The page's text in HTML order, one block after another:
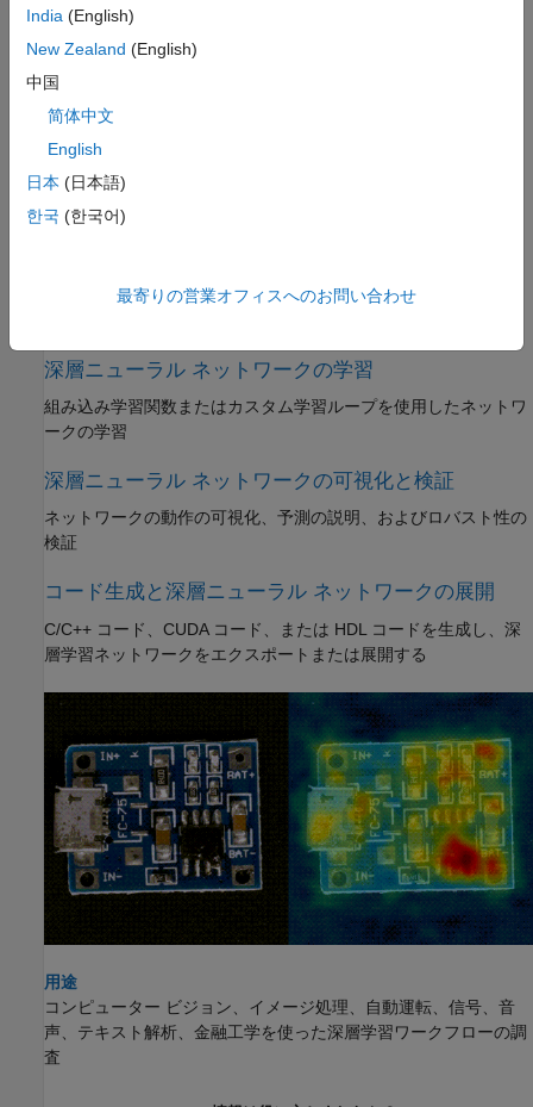
Deep Learning Toolbox の基礎を学ぶ
Simulink を使用した深層学習
深層ニューラル ネットワーク用のデータの前処理
深層学習用のデータの管理と前処理
ーク デザイナーアプリを使用して対話的にネットワークを構築
深層ニューラル ネットワークの学習
組み込み学習関数またはカスタム学習ループを使用したネットワ
ークの学習
深層ニューラル ネットワークの可視化と検証
ネットワークの動作の可視化、予測の説明、およびロバスト性の
検証
コード生成と深層ニューラル ネットワークの展開
C/C++ コード、CUDA コード、または HDL コードを生成し、深
層学習ネットワークをエクスポートまたは展開する
用途
コンピューター ビジョン、イメージ処理、自動運転、信号、音
声、テキスト解析、金融工学を使った深層学習ワークフローの調
査
India (English)
New Zealand (English)
中国
简体中文
English
日本 (日本語)
한국 (한국어)
最寄りの営業オフィスへのお問い合わせ